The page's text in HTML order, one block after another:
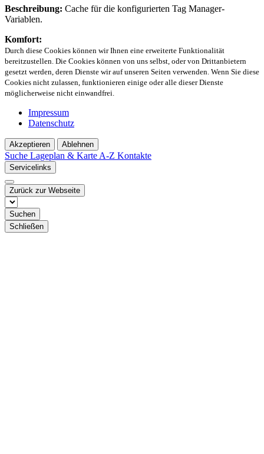
Beschreibung: Cache für die konfigurierten Tag Manager-
Variablen.
Komfort:
Durch diese Cookies können wir Ihnen eine erweiterte Funktionalität
bereitzustellen. Die Cookies können von uns selbst, oder von Drittanbietern
gesetzt werden, deren Dienste wir auf unseren Seiten verwenden. Wenn Sie diese
Cookies nicht zulassen, funktionieren einige oder alle dieser Dienste
möglicherweise nicht einwandfrei.
Impressum
Datenschutz
Akzeptieren Ablehnen
Suche Lageplan & Karte A-Z Kontakte
Servicelinks
Zurück zur Webseite
Suchen
Schließen